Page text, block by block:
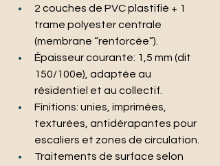
2 couches de PVC plastifié + 1
trame polyester centrale
(membrane “renforcée”).
Épaisseur courante: 1,5 mm (dit
150/100e), adaptée au
résidentiel et au collectif.
Finitions: unies, imprimées,
texturées, antidérapantes pour
escaliers et zones de circulation.
Traitements de surface selon